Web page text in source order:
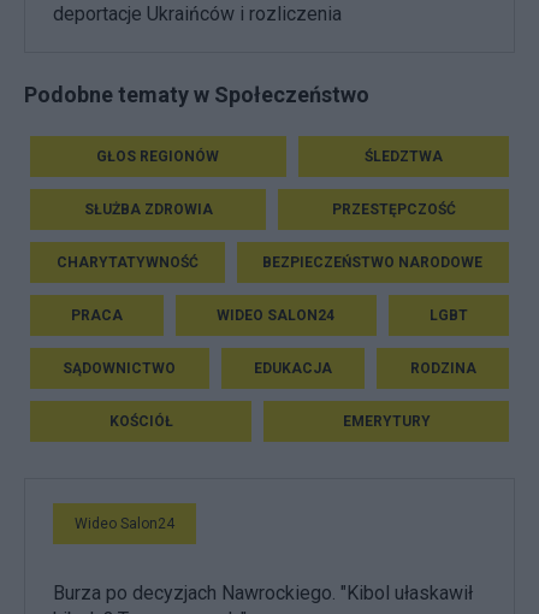
deportacje Ukraińców i rozliczenia
Podobne tematy w Społeczeństwo
GŁOS REGIONÓW ŚLEDZTWA
SŁUŻBA ZDROWIA PRZESTĘPCZOŚĆ
CHARYTATYWNOŚĆ BEZPIECZEŃSTWO NARODOWE
PRACA WIDEO SALON24 LGBT
SĄDOWNICTWO EDUKACJA RODZINA
KOŚCIÓŁ EMERYTURY
Wideo Salon24
Burza po decyzjach Nawrockiego. "Kibol ułaskawił